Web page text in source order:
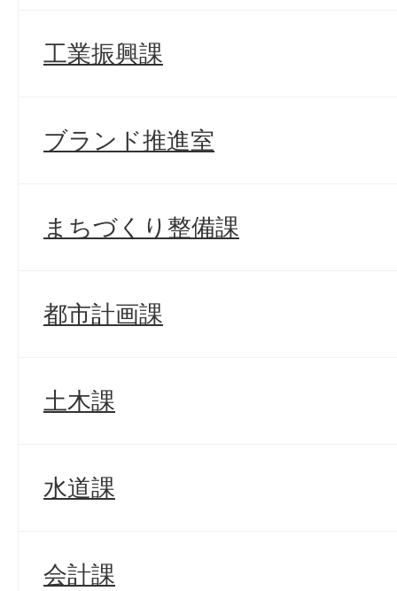
工業振興課
ブランド推進室
まちづくり整備課
都市計画課
土木課
水道課
会計課